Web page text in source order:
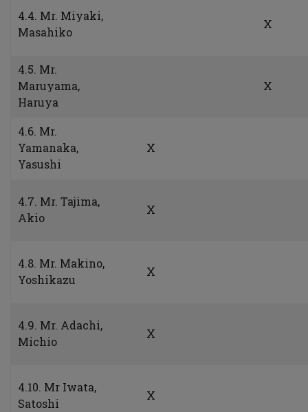
4.4. Mr. Miyaki,
Masahiko
X
4.5. Mr.
Maruyama,
Haruya
X
4.6. Mr.
Yamanaka,
Yasushi
X
4.7. Mr. Tajima,
Akio
X
4.8. Mr. Makino,
Yoshikazu
X
4.9. Mr. Adachi,
Michio
X
4.10. Mr Iwata,
Satoshi
X